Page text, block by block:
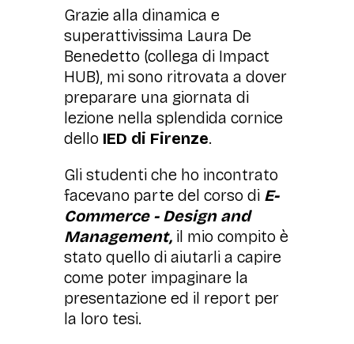
Grazie alla dinamica e
superattivissima Laura De
Benedetto (collega di Impact
HUB), mi sono ritrovata a dover
preparare una giornata di
lezione nella splendida cornice
dello IED di Firenze.
Gli studenti che ho incontrato
facevano parte del corso di E-
Commerce - Design and
Management, il mio compito è
stato quello di aiutarli a capire
come poter impaginare la
presentazione ed il report per
la loro tesi.